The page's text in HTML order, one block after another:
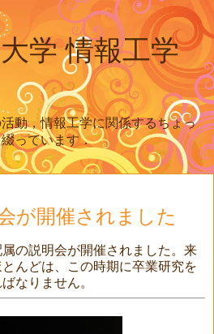
学 情報工学
動，情報工学に関係するちょっ
っています．
が開催されました
の説明会が開催されました。来
んどは、この時期に卒業研究を
なりません。